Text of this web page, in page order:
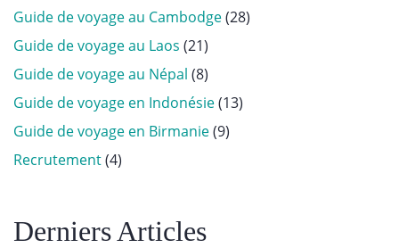
Guide de voyage au Cambodge(28)
Guide de voyage au Laos (21)
Guide de voyage au Népal (8)
Guide de voyage en Indonésie(13)
Guide de voyage en Birmanie(9)
Recrutement(4)
Derniers Articles